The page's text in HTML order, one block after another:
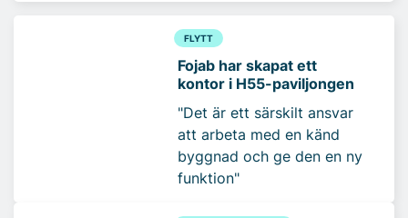
FLYTT
Fojab har skapat ett
kontor i H55-paviljongen
"Det är ett särskilt ansvar
att arbeta med en känd
byggnad och ge den en ny
funktion"